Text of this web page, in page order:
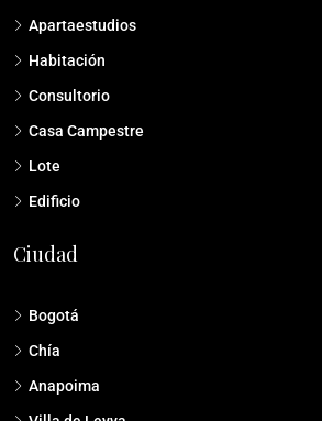
Apartaestudios
Habitación
Consultorio
Casa Campestre
Lote
Edificio
Ciudad
Bogotá
Chía
Anapoima